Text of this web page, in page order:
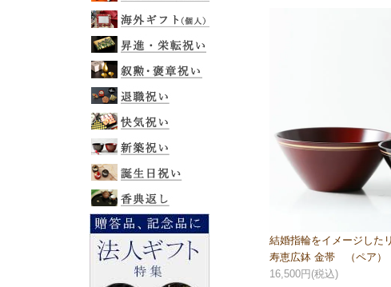
結婚指輪をイメージした
寿恵広鉢 金帯 （ペア）
16,500円(税込)